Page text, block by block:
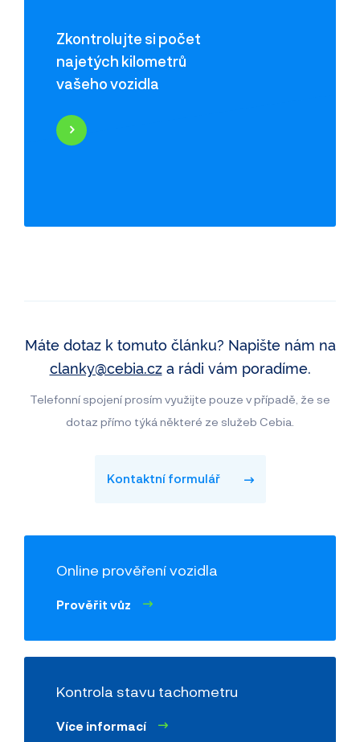
Zkontrolujte si počet
najetých kilometrů
vašeho vozidla
Najeté kilometry
Máte dotaz k tomuto článku? Napište nám na
clanky@cebia.cza rádi vám poradíme.
Telefonní spojení prosím využijte pouze v případě, že se
dotaz přímo týká některé ze služeb Cebia.
Kontaktní formulář
Online prověření vozidla
Prověřit vůz
Kontrola stavu tachometru
Více informací